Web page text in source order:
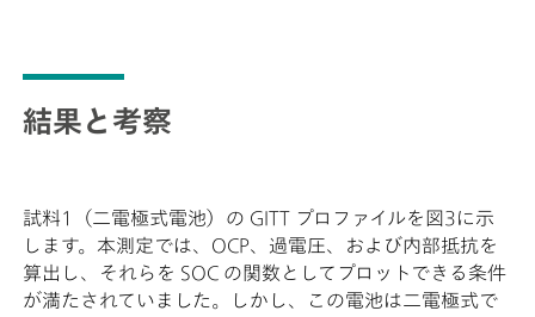
結果と考察
試料1（二電極式電池）の GITT プロファイルを図3に示
します。本測定では、OCP、過電圧、および内部抵抗を
算出し、それらを SOC の関数としてプロットできる条件
が満たされていました。しかし、この電池は二電極式で